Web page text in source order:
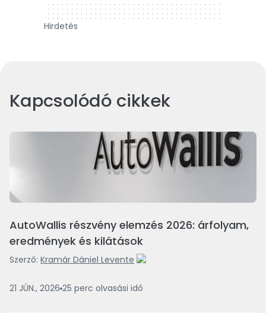
Hirdetés
Kapcsolódó cikkek
AutoWallis részvény elemzés 2026: árfolyam,
eredmények és kilátások
Szerző: Kramár Dániel Levente
21 JÚN., 2026 25 perc olvasási idő